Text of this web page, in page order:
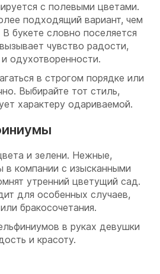
с полевыми цветами.
подходящий вариант, чем
букете словно поселяется
чувство радости,
одухотворенности.
в строгом порядке или
Выбирайте тот стиль,
характеру одариваемой.
и зелени. Нежные,
компании с изысканными
утренний цветущий сад.
для особенных случаев,
бракосочетания.
в руках девушки
и красоту.